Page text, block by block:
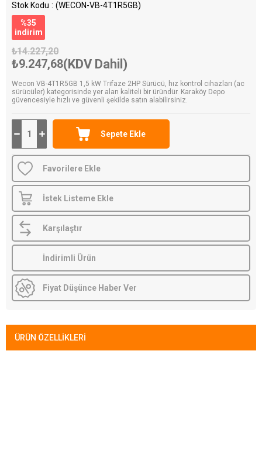
Stok Kodu
(WECON-VB-4T1R5GB)
%35
i̇ndirim
₺14.227,20
₺9.247,68(KDV Dahil)
Wecon VB-4T1R5GB 1,5 kW Trifaze 2HP Sürücü, hız kontrol cihazları (ac
sürücüler) kategorisinde yer alan kaliteli bir üründür. Karaköy Depo
güvencesiyle hızlı ve güvenli şekilde satın alabilirsiniz.
Favorilere Ekle
İstek Listeme Ekle
Karşılaştır
İndirimli Ürün
Fiyat Düşünce Haber Ver
ÜRÜN ÖZELLIKLERI